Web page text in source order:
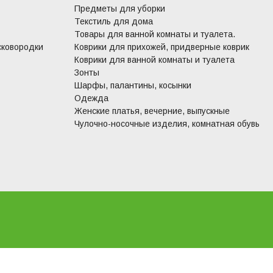
Предметы для уборки
Текстиль для дома
Товары для ванной комнаты и туалета.
Коврики для прихожей, придверные коврик
Коврики для ванной комнаты и туалета
Зонты
Шарфы, палантины, косынки
Одежда
Женские платья, вечерние, выпускные
Чулочно-носочные изделия, комнатная обувь